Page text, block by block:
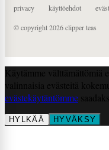
privacy käyttöehdot
© copyright2026clipper teas
Käytämme välttämättömiä
valinnaisia evästeitä
evästekäytäntömme
HYLKÄÄ HYVÄKSY